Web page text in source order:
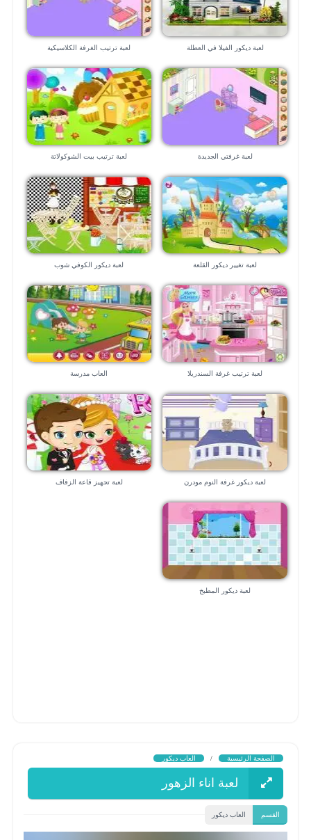
لعبة ديكور الفيلا في العطلة لعبة ترتيب الغرفة الكلاسيكية
لعبة غرفتي الجديدة لعبة ترتيب بيت الشوكولاتة
لعبة تغيير ديكور القلعة لعبة ديكور الكوفي شوب
لعبة ترتيب غرفة السندريلا العاب مدرسة
لعبة ديكور غرفة النوم مودرن لعبة تجهيز قاعة الزفاف
لعبة ديكور المطبخ
الصفحة الرئيسية / العاب ديكور
لعبة اناء الزهور
القسم العاب ديكور